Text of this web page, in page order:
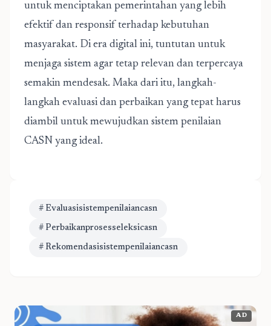
untuk menciptakan pemerintahan yang lebih
efektif dan responsif terhadap kebutuhan
masyarakat. Di era digital ini, tuntutan untuk
menjaga sistem agar tetap relevan dan terpercaya
semakin mendesak. Maka dari itu, langkah-
langkah evaluasi dan perbaikan yang tepat harus
diambil untuk mewujudkan sistem penilaian
CASN yang ideal.
# Evaluasisistempenilaiancasn
# Perbaikanprosesseleksicasn
# Rekomendasisistempenilaiancasn
AD